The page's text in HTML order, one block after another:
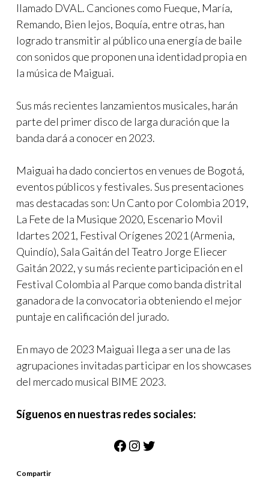
llamado DVAL. Canciones como Fueque, María,
Remando, Bien lejos, Boquía, entre otras, han
logrado transmitir al público una energía de baile
con sonidos que proponen una identidad propia en
la música de Maiguai.
Sus más recientes lanzamientos musicales, harán
parte del primer disco de larga duración que la
banda dará a conocer en 2023.
Maiguai ha dado conciertos en venues de Bogotá,
eventos públicos y festivales. Sus presentaciones
mas destacadas son: Un Canto por Colombia 2019,
La Fete de la Musique 2020, Escenario Movil
Idartes 2021, Festival Orígenes 2021 (Armenia,
Quindío), Sala Gaitán del Teatro Jorge Eliecer
Gaitán 2022, y su más reciente participación en el
Festival Colombia al Parque como banda distrital
ganadora de la convocatoria obteniendo el mejor
puntaje en calificación del jurado.
En mayo de 2023 Maiguai llega a ser una de las
agrupaciones invitadas participar en los showcases
del mercado musical BIME 2023.
Síguenos en nuestras redes sociales:
Facebook
Instagram
Twitter
Compartir